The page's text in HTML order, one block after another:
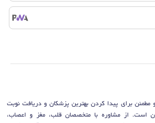
مطمئن برای پیدا کردن بهترین پزشکان و دریافت نوبت
است. از مشاوره با متخصصان قلب، مغز و اعصاب،